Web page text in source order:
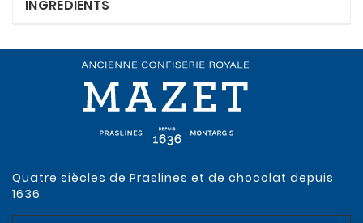
INGRÉDIENTS
Quatre siècles de Praslines et de chocolat depuis
1636